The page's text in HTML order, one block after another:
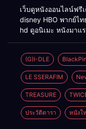
Min)
เว็บดูหนังออนไลน์ฟรีเ
disney HBO พากย์ไ
hd ดูอนิเมะ หนังมาแ
(G)I-DLE
LE SSERAFIM
TREASURE
ประวัติดารา หนังใ